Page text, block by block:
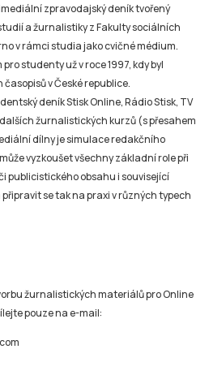
zpravodajský deník tvořený
a žurnalistiky z Fakulty sociálních
v rámci studia jako cvičné médium.
studenty už v roce 1997, kdy byl
v České republice.
deník Stisk Online, Rádio Stisk, TV
žurnalistických kurzů (s přesahem
dílny je simulace redakčního
vyzkoušet všechny základní role při
publicistického obsahu i související
se tak na praxi v různých typech
žurnalistických materiálů pro Online
pouze na e-mail: